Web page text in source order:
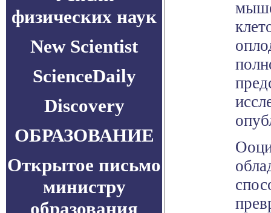
физических наук
New Scientist
ScienceDaily
Discovery
ОБРАЗОВАНИЕ
Открытое письмо
министру
образования